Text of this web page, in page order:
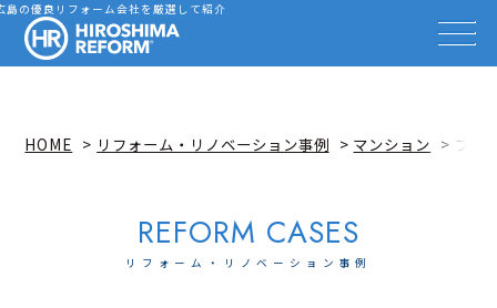
島の優良リフォーム会社を厳選して紹介
HIROSHIMA REFORM – 広島で
会社を探す
事例を見る
事例解説動画
イベント情報
広島リフォーム相談カウンター
HOME リフォーム・リノベーション事例 マンション ブル
リフォーム・リノベーション事例